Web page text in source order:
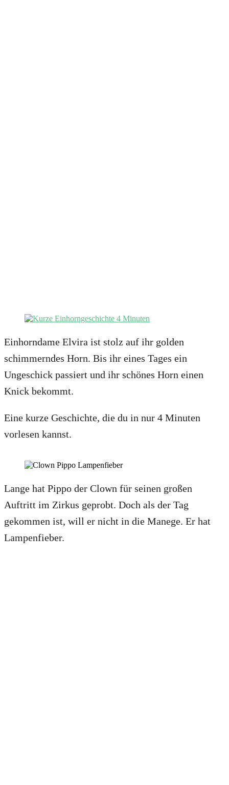
Einhorndame Elvira ist stolz auf ihr golden
schimmerndes Horn. Bis ihr eines Tages ein
Ungeschick passiert und ihr schönes Horn einen
Knick bekommt.
Eine kurze Geschichte, die du in nur 4 Minuten
vorlesen kannst.
Lange hat Pippo der Clown für seinen großen
Auftritt im Zirkus geprobt. Doch als der Tag
gekommen ist, will er nicht in die Manege. Er hat
Lampenfieber.